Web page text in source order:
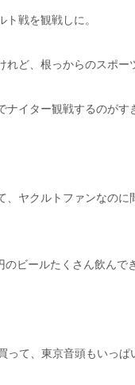
戦を観戦しに。
ど、根っからのスポー
イター観戦するのがす
、ヤクルトファンなのに
ビールたくさん飲んで
って、東京音頭もいっぱ